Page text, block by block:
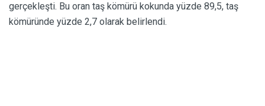
gerçekleşti. Bu oran taş kömürü kokunda yüzde 89,5, taş
kömüründe yüzde 2,7 olarak belirlendi.